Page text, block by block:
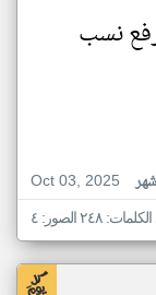
نسب
Oct 03, 2025
٢٤٨ الصور: ٤